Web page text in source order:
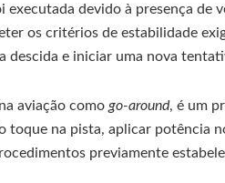
executada devido à presença de
os critérios de estabilidade
descida e iniciar uma nova
aviação como go-around, é um
toque na pista, aplicar potência
previamente